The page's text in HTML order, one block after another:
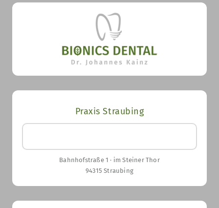
Praxis Straubing
Bahnhofstraße 1 · im Steiner Thor
94315 Straubing